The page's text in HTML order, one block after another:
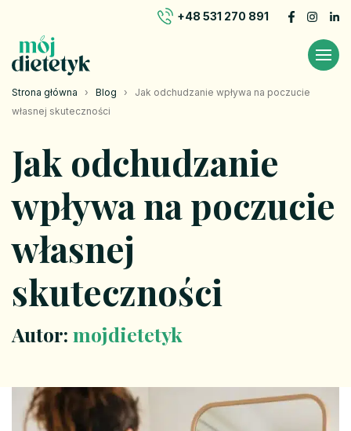
+48 531 270 891
Strona główna › Blog › Jak odchudzanie wpływa na poczucie
własnej skuteczności
Jak odchudzanie
wpływa na poczucie
własnej
skuteczności
Autor: mojdietetyk